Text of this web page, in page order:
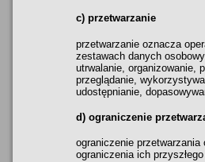
c) przetwarzanie
przetwarzanie oznacza
zestawach danych
utrwalanie, organizowanie,
przeglądanie,
udostępnianie,
d) ograniczenie
ograniczenie
ograniczenia ich